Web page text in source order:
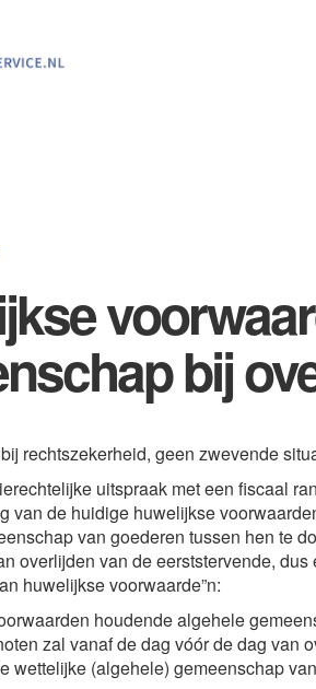
bij
rechtszekerheid, geen zwevende
uitspraak met een fiscaal
van de huidige huwelijkse
van goederen tussen hen te
overlijden van de eerststervende,
huwelijkse voorwaarde”n:
houdende algehele
zal vanaf de dag vóór de dag van
wettelijke (algehele) gemeenschap